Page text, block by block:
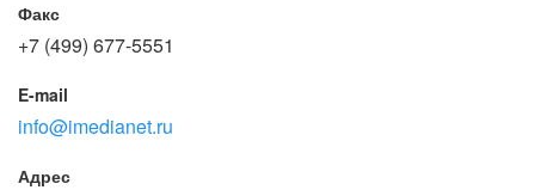
Факс
+7 (499) 677-5551
E-mail
info@imedianet.ru
Адрес